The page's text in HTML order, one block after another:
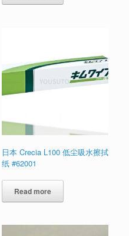
日本 Crecia L100 低尘吸水擦拭
纸 #62001
Read more